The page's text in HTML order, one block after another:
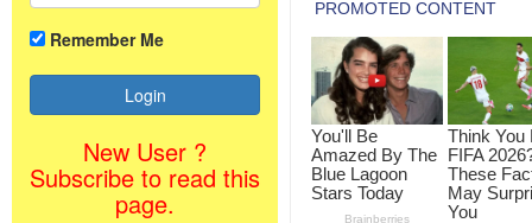
Remember Me
New User ?
Subscribe to read this
page.